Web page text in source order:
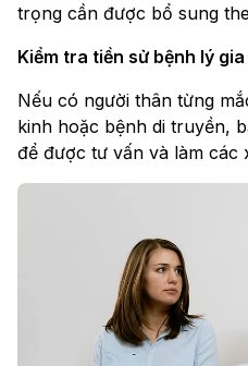
trọng cần được bổ sung
Kiểm tra tiền sử bệnh lý
Nếu có người thân từng
kinh hoặc bệnh di truyền,
để được tư vấn và làm các